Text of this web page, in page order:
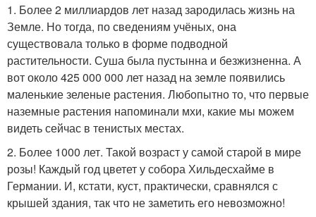
1. Более 2 миллиардов лет назад зародилась жизнь на
Земле. Но тогда, по сведениям учёных, она
существовала только в форме подводной
растительности. Суша была пустынна и безжизненна. А
вот около 425 000 000 лет назад на земле появились
маленькие зеленые растения. Любопытно то, что первые
наземные растения напоминали мхи, какие мы можем
видеть сейчас в тенистых местах.
2. Более 1000 лет. Такой возраст у самой старой в мире
розы! Каждый год цветет у собора Хильдесхайме в
Германии. И, кстати, куст, практически, сравнялся с
крышей здания, так что не заметить его невозможно!